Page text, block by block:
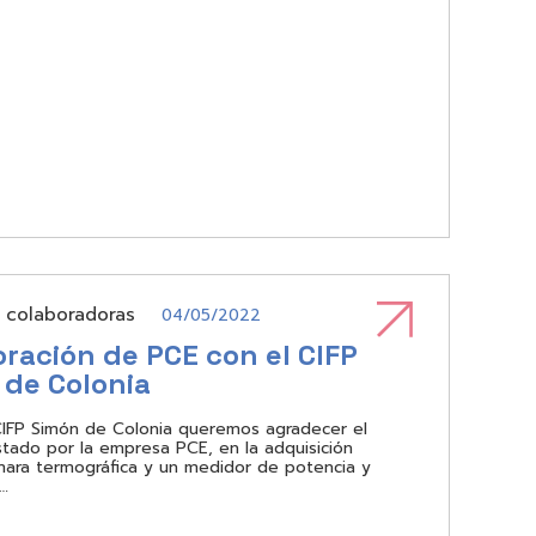
colaboradoras 04/05/2022
de PCE con el CIFP
Colonia
Simón de Colonia queremos agradecer el
por la empresa PCE, en la adquisición
termográfica y un medidor de potencia y